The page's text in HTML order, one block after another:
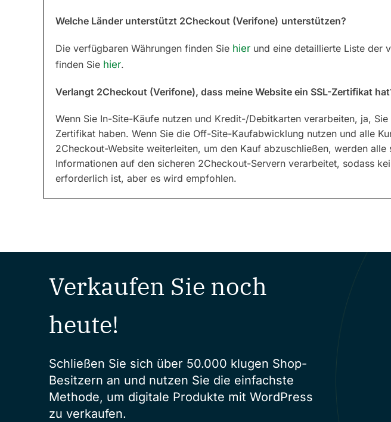
Welche Länder unterstützt 2Checkout (Verifone) unterstützen?
Die verfügbaren Währungen finden Sie hier und eine detaillierte Liste der
finden Sie hier.
Verlangt 2Checkout (Verifone), dass meine Website ein SSL-Zertifikat
Wenn Sie In-Site-Käufe nutzen und Kredit-/Debitkarten verarbeiten, ja, Sie
Zertifikat haben. Wenn Sie die Off-Site-Kaufabwicklung nutzen und alle
2Checkout-Website weiterleiten, um den Kauf abzuschließen, werden alle
Informationen auf den sicheren 2Checkout-Servern verarbeitet, sodass
erforderlich ist, aber es wird empfohlen.
Verkaufen Sie noch
heute!
Schließen Sie sich über 50.000 klugen Shop-
Besitzern an und nutzen Sie die einfachste
Methode, um digitale Produkte mit WordPress
zu verkaufen.